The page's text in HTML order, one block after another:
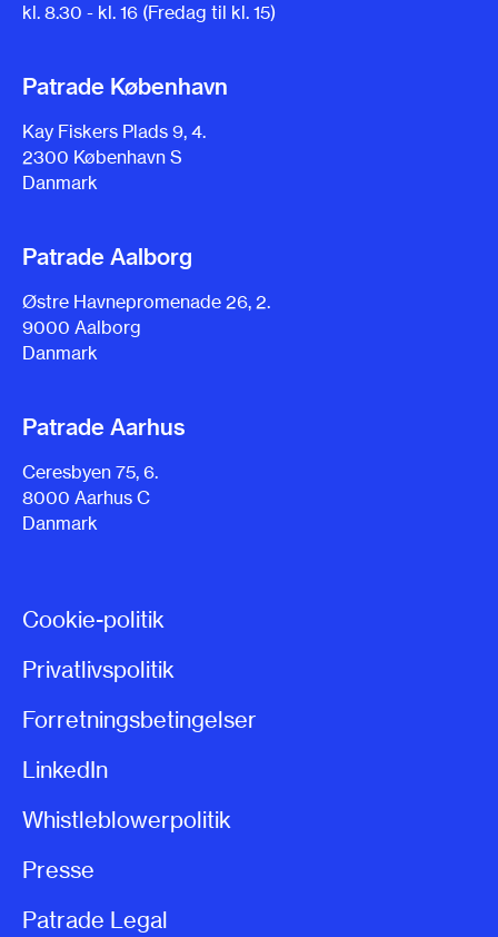
kl. 8.30 - kl. 16 (Fredag til kl. 15)
Patrade København
Kay Fiskers Plads 9, 4.
2300 København S
Danmark
Patrade Aalborg
Østre Havnepromenade 26, 2.
9000 Aalborg
Danmark
Patrade Aarhus
Ceresbyen 75, 6.
8000 Aarhus C
Danmark
Cookie-politik
Privatlivspolitik
Forretningsbetingelser
LinkedIn
Whistleblowerpolitik
Presse
Patrade Legal